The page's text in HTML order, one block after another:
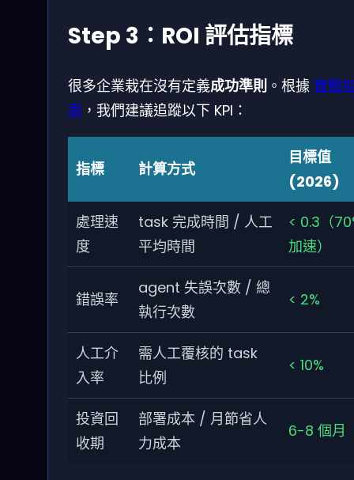
Step 3：ROI 評估指標
很多企業栽在沒有定義成功準則 。根據 實戰
南 ，我們建議追蹤以下 KPI：
指標 計算方式
目標值
(2026)
處理速
度
task 完成時間 / 人工
平均時間
< 0.3（
加速）
錯誤率
agent 失誤次數 / 總
執行次數
< 2%
人工介
入率
需人工覆核的 task
比例
< 10%
投資回
收期
部署成本 / 月節省人
力成本
6-8 個月